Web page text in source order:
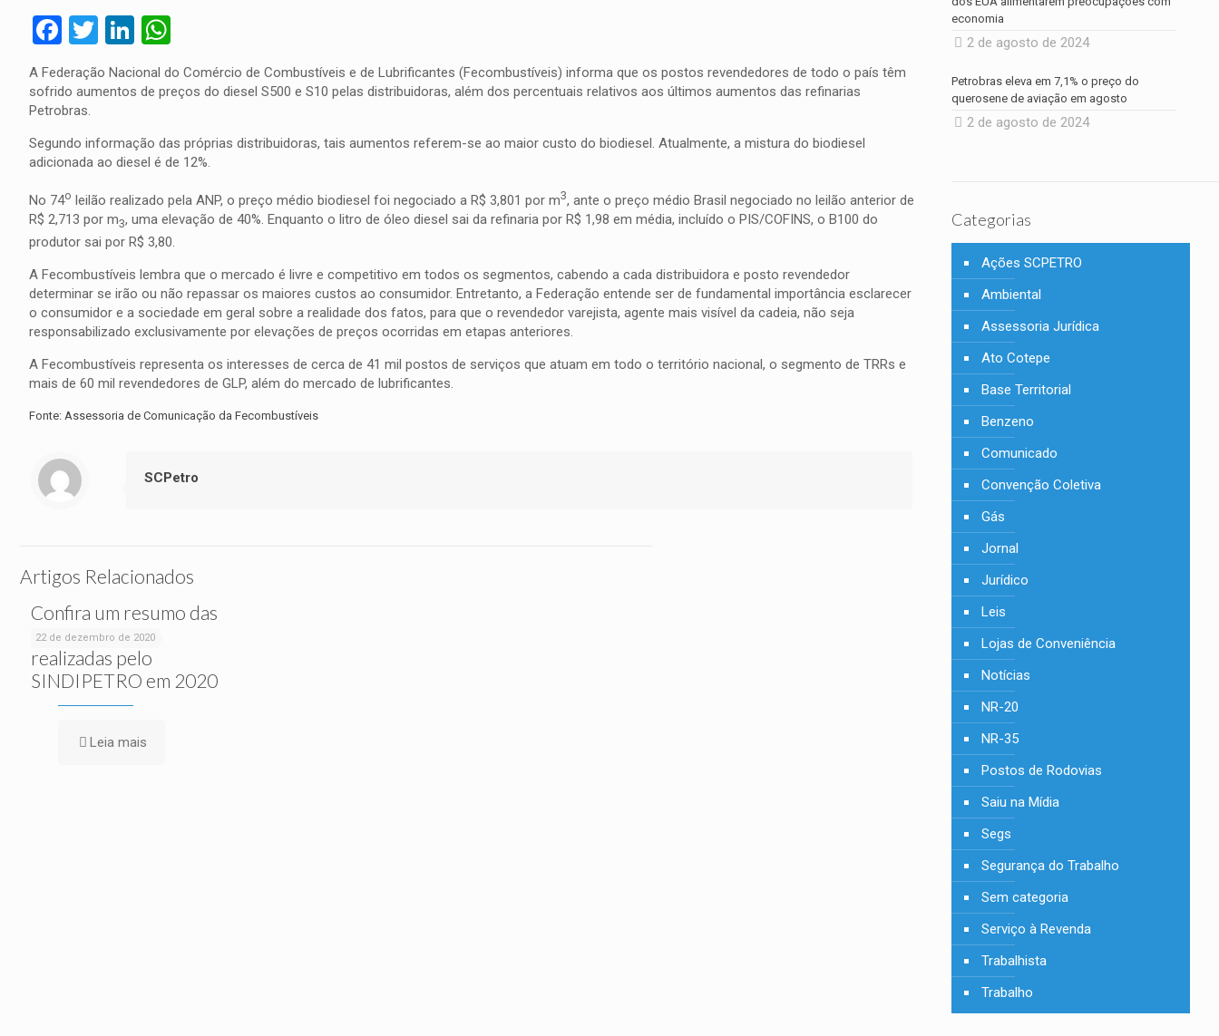
Facebook
TwitterLinkedIn
WhatsApp
A Federação Nacional do Comércio de Combustíveis e de Lubrificantes (Fecombustíveis) informa que os postos revendedores de todo o país têm
sofrido aumentos de preços do diesel S500 e S10 pelas distribuidoras, além dos percentuais relativos aos últimos aumentos das refinarias
Petrobras.
Segundo informação das próprias distribuidoras, tais aumentos referem-se ao maior custo do biodiesel. Atualmente, a mistura do biodiesel
adicionada ao diesel é de 12%.
No 74o leilão realizado pela ANP, o preço médio biodiesel foi negociado a R$ 3,801 por m3, ante o preço médio Brasil negociado no leilão anterior de
R$ 2,713 por m3, uma elevação de 40%. Enquanto o litro de óleo diesel sai da refinaria por R$ 1,98 em média, incluído o PIS/COFINS, o B100 do
produtor sai por R$ 3,80.
A Fecombustíveis lembra que o mercado é livre e competitivo em todos os segmentos, cabendo a cada distribuidora e posto revendedor
determinar se irão ou não repassar os maiores custos ao consumidor. Entretanto, a Federação entende ser de fundamental importância esclarecer
o consumidor e a sociedade em geral sobre a realidade dos fatos, para que o revendedor varejista, agente mais visível da cadeia, não seja
responsabilizado exclusivamente por elevações de preços ocorridas em etapas anteriores.
A Fecombustíveis representa os interesses de cerca de 41 mil postos de serviços que atuam em todo o território nacional, o segmento de TRRs e
mais de 60 mil revendedores de GLP, além do mercado de lubrificantes.
Fonte: Assessoria de Comunicação da Fecombustíveis
SCPetro
Artigos Relacionados
22 de dezembro de 2020
Confira um resumo das
ações sociais
realizadas pelo
SINDIPETRO em 2020
Leia mais
economia
2 de agosto de 2024
Petrobras eleva em 7,1% o preço do
querosene de aviação em agosto
2 de agosto de 2024
Categorias
Ações SCPETRO
Ambiental
Assessoria Jurídica
Ato Cotepe
Base Territorial
Benzeno
Comunicado
Convenção Coletiva
Gás
Jornal
Jurídico
Leis
Lojas de Conveniência
Notícias
NR-20
NR-35
Postos de Rodovias
Saiu na Mídia
Segs
Segurança do Trabalho
Sem categoria
Serviço à Revenda
Trabalhista
Trabalho